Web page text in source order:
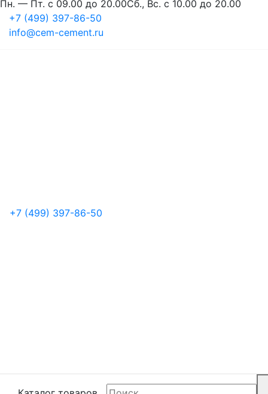
Пн. — Пт. с 09.00 до 20.00Сб., Вс. с 10.00 до 20.00
+7 (499) 397-86-50
info@cem-cement.ru
+7 (499) 397-86-50